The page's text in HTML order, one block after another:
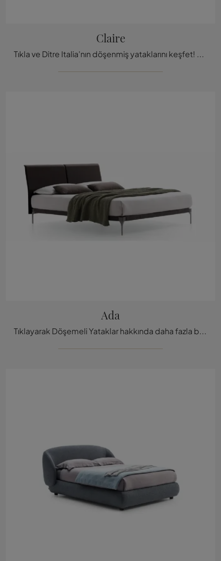
Claire
Tıkla ve Ditre Italia'nın döşenmiş yataklarını keşfet! Kumaş modeli Claire, çift kişilik versiyonlarda
Ada
Tıklayarak Döşemeli Yataklar hakkında daha fazla bilgi edinin: modern çift kişilik modeller arıyorsanız, Ada Ditre Italia modeli sizin